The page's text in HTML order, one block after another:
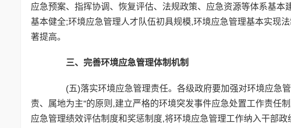
应急预案、指挥协调、恢复评估、法规政策、应急资源等体系基
基本健全;环境应急管理人才队伍初具规模,环境应急管理基本实现
著提高。
三、完善环境应急管理体制机制
(五)落实环境应急管理责任。各级政府要加强对环境应急管
责、属地为主”的原则,建立严格的环境突发事件应急处置工作责任
应急管理绩效评估制度和奖惩制度,将环境应急管理工作纳入干部